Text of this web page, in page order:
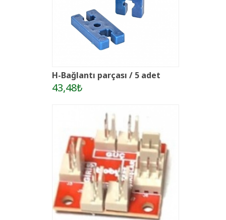
H-Bağlantı parçası / 5 adet
43,48₺